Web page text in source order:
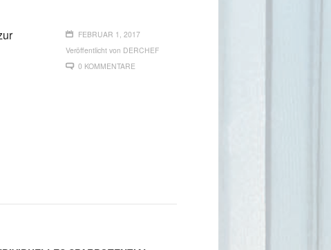
FEBRUAR 1, 2017
Veröffentlicht von DERCHEF
0 KOMMENTARE